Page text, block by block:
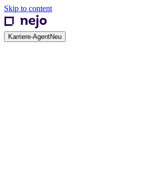
Skip to content
Karriere-AgentNeu